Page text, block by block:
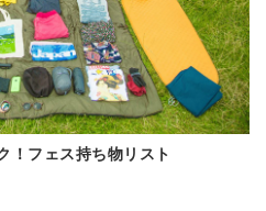
！フェス持ち物リスト